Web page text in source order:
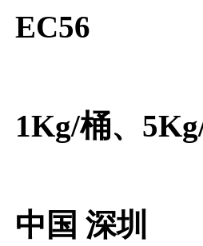
1Kg/桶、
中国 深圳